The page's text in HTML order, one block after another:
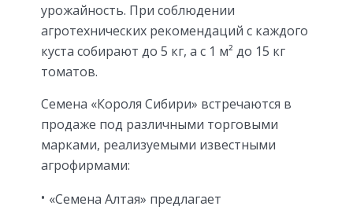
урожайность. При соблюдении
агротехнических рекомендаций с каждого
куста собирают до 5 кг, а с 1 м² до 15 кг
томатов.
Семена «Короля Сибири» встречаются в
продаже под различными торговыми
марками, реализуемыми известными
агрофирмами:
«Семена Алтая» предлагает